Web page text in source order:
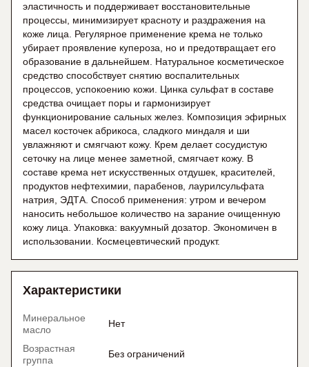
эластичность и поддерживает восстановительные
процессы, минимизирует красноту и раздражения на
коже лица. Регулярное применение крема не только
убирает проявление купероза, но и предотвращает его
образование в дальнейшем. Натуральное косметическое
средство способствует снятию воспалительных
процессов, успокоению кожи. Цинка сульфат в составе
средства очищает поры и гармонизирует
функционирование сальных желез. Композиция эфирных
масел косточек абрикоса, сладкого миндаля и ши
увлажняют и смягчают кожу. Крем делает сосудистую
сеточку на лице менее заметной, смягчает кожу. В
составе крема нет искусственных отдушек, красителей,
продуктов нефтехимии, парабенов, лаурилсульфата
натрия, ЭДТА. Способ применения: утром и вечером
наносить небольшое количество на зарание очищенную
кожу лица. Упаковка: вакуумный дозатор. Экономичен в
использовании. Космецевтический продукт.
Характеристики
Минеральное
масло
Нет
Возрастная
группа
Без ограничений